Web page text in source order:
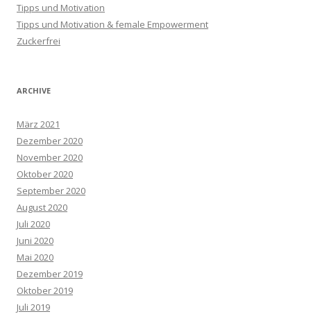
Tipps und Motivation
Tipps und Motivation & female Empowerment
Zuckerfrei
ARCHIVE
März 2021
Dezember 2020
November 2020
Oktober 2020
September 2020
August 2020
Juli 2020
Juni 2020
Mai 2020
Dezember 2019
Oktober 2019
Juli 2019